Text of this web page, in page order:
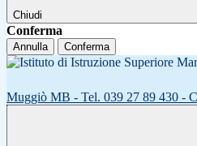
Chiudi
Conferma
Annulla Conferma
Muggiò MB - Tel. 039 27 89 430 -